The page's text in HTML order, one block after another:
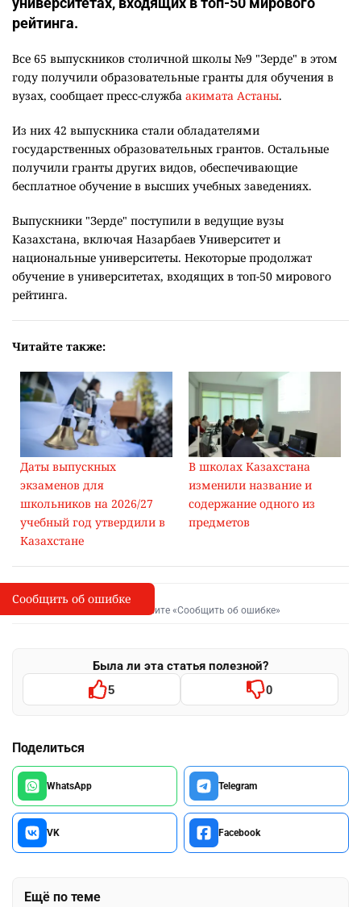
рейтинга.
Все 65 выпускников столичной школы №9 "Зерде" в этом
году получили образовательные гранты для обучения в
вузах, сообщает пресс-служба акимата Астаны.
Из них 42 выпускника стали обладателями
государственных образовательных грантов. Остальные
получили гранты других видов, обеспечивающие
бесплатное обучение в высших учебных заведениях.
Выпускники "Зерде" поступили в ведущие вузы
Казахстана, включая Назарбаев Университет и
национальные университеты. Некоторые продолжат
обучение в университетах, входящих в топ-50 мирового
рейтинга.
Читайте также:
Даты выпускных
экзаменов для
школьников на 2026/27
учебный год утвердили в
Казахстане
В школах Казахстана
изменили название и
содержание одного из
предметов
I
Сообщить об опечатке
Выделите фрагмент и нажмите «Сообщить об ошибке»
Была ли эта статья полезной?
5 0
Поделиться
WhatsApp Telegram
VK Facebook
Ещё по теме
Сообщить об ошибке